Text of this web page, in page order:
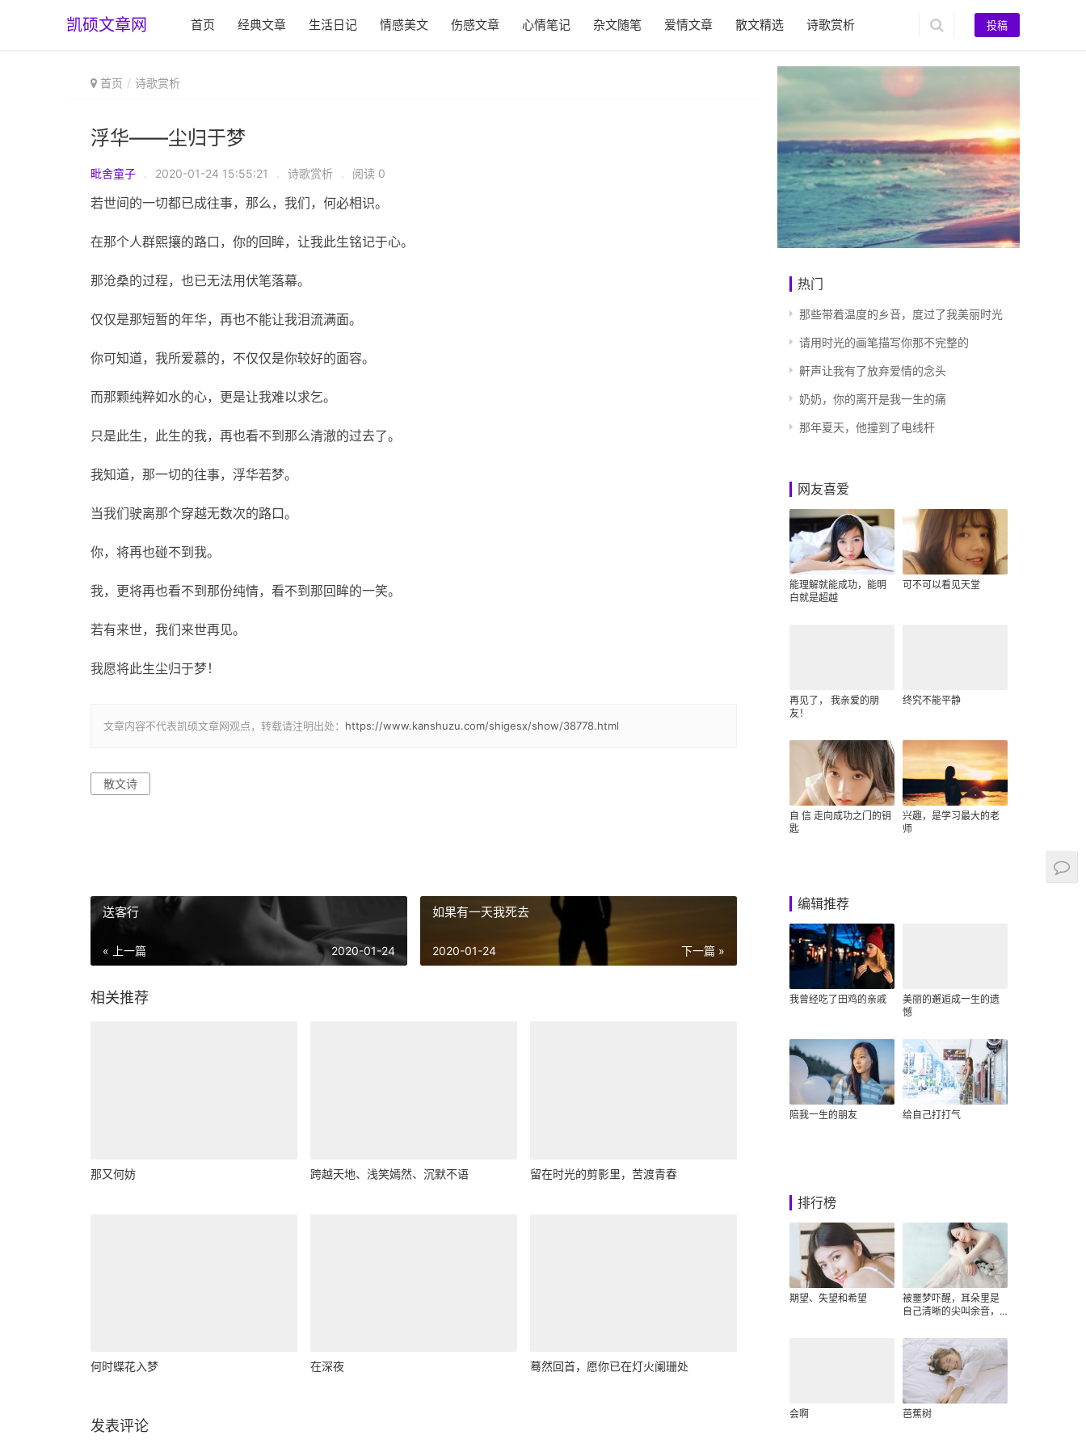
凯硕文章网 首页 经典文章 生活日记 情感美文 伤感文章 心情笔记 杂文随笔 爱情文章 散文精选 诗歌赏析 投稿
首页 诗歌赏析
浮华——尘归于梦
毗舍童子 2020-01-24 15:55:21 诗歌赏析 阅读 0
若世间的一切都已成往事，那么，我们，何必相识。
在那个人群熙攘的路口，你的回眸，让我此生铭记于心。
那沧桑的过程，也已无法用伏笔落幕。
仅仅是那短暂的年华，再也不能让我泪流满面。
你可知道，我所爱慕的，不仅仅是你较好的面容。
而那颗纯粹如水的心，更是让我难以求乞。
只是此生，此生的我，再也看不到那么清澈的过去了。
我知道，那一切的往事，浮华若梦。
当我们驶离那个穿越无数次的路口。
你，将再也碰不到我。
我，更将再也看不到那份纯情，看不到那回眸的一笑。
若有来世，我们来世再见。
我愿将此生尘归于梦！
文章内容不代表凯硕文章网观点，转载请注明出处： https://www.kanshuzu.com/shigesx/show/38778.html
散文诗
送客行
« 上一篇 2020-01-24
如果有一天我死去
下一篇 »
2020-01-24
相关推荐
那又何妨 跨越天地、浅笑嫣然、沉默不语 留在时光的剪影里，苦渡青春
何时蝶花入梦 在深夜 蓦然回首，愿你已在灯火阑珊处
发表评论
热门
那些带着温度的乡音，度过了我美丽时光
请用时光的画笔描写你那不完整的
鼾声让我有了放弃爱情的念头
奶奶，你的离开是我一生的痛
那年夏天，他撞到了电线杆
网友喜爱
能理解就能成功，能明
白就是超越
可不可以看见天堂
再见了， 我亲爱的朋
友！
终究不能平静
自 信 走向成功之门的钥
匙
兴趣，是学习最大的老
师
编辑推荐
我曾经吃了田鸡的亲戚
美丽的邂逅成一生的遗
憾
陪我一生的朋友 给自己打打气
排行榜
期望、失望和希望
被噩梦吓醒，耳朵里是
自己清晰的尖叫余音，
间
会啊 芭蕉树